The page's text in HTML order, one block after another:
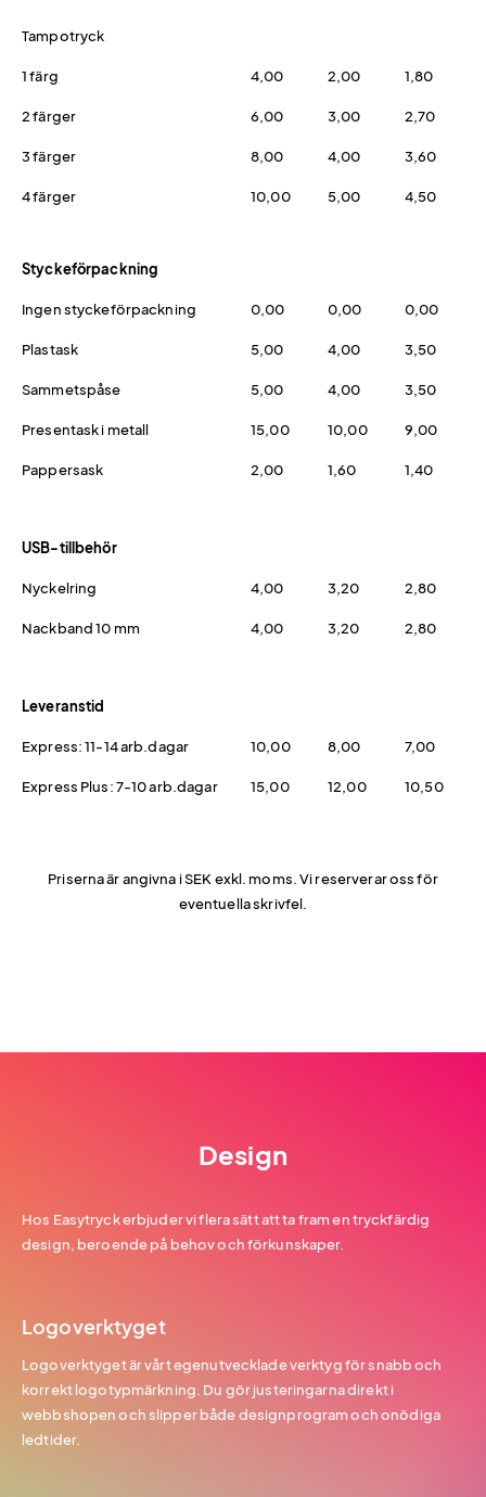
Tampotryck
1 färg 4,00 2,00 1,80
2 färger 6,00 3,00 2,70
3 färger 8,00 4,00 3,60
4 färger 10,00 5,00 4,50
Styckeförpackning
Ingen styckeförpackning 0,00 0,00 0,00
Plastask 5,00 4,00 3,50
Sammetspåse 5,00 4,00 3,50
Presentask i metall 15,00 10,00 9,00
Pappersask 2,00 1,60 1,40
USB-tillbehör
Nyckelring 4,00 3,20 2,80
Nackband 10 mm 4,00 3,20 2,80
Leveranstid
Express: 11-14 arb.dagar 10,00 8,00 7,00
Express Plus: 7-10 arb.dagar 15,00 12,00 10,50
Priserna är angivna i SEK exkl. moms. Vi reserverar oss för
eventuella skrivfel.
Design
Hos Easytryck erbjuder vi flera sätt att ta fram en tryckfärdig
design, beroende på behov och förkunskaper.
Logoverktyget
Logoverktyget är vårt egenutvecklade verktyg för snabb och
korrekt logotypmärkning. Du gör justeringarna direkt i
webbshopen och slipper både designprogram och onödiga
ledtider.